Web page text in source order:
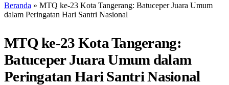
Beranda » MTQ ke-23 Kota Tangerang: Batuceper Juara Umum
dalam Peringatan Hari Santri Nasional
MTQ ke-23 Kota Tangerang:
Batuceper Juara Umum dalam
Peringatan Hari Santri Nasional